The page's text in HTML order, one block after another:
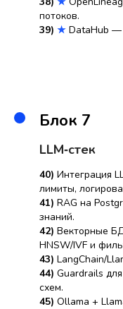
потоков.
39) ★ DataHub —
Блок 7
LLM‑стек
40) Интеграция
лимиты,
41) RAG на
знаний.
42) Векторные
HNSW/IVF и
43) LangChain/
44) Guardrails
схем.
45) Ollama +